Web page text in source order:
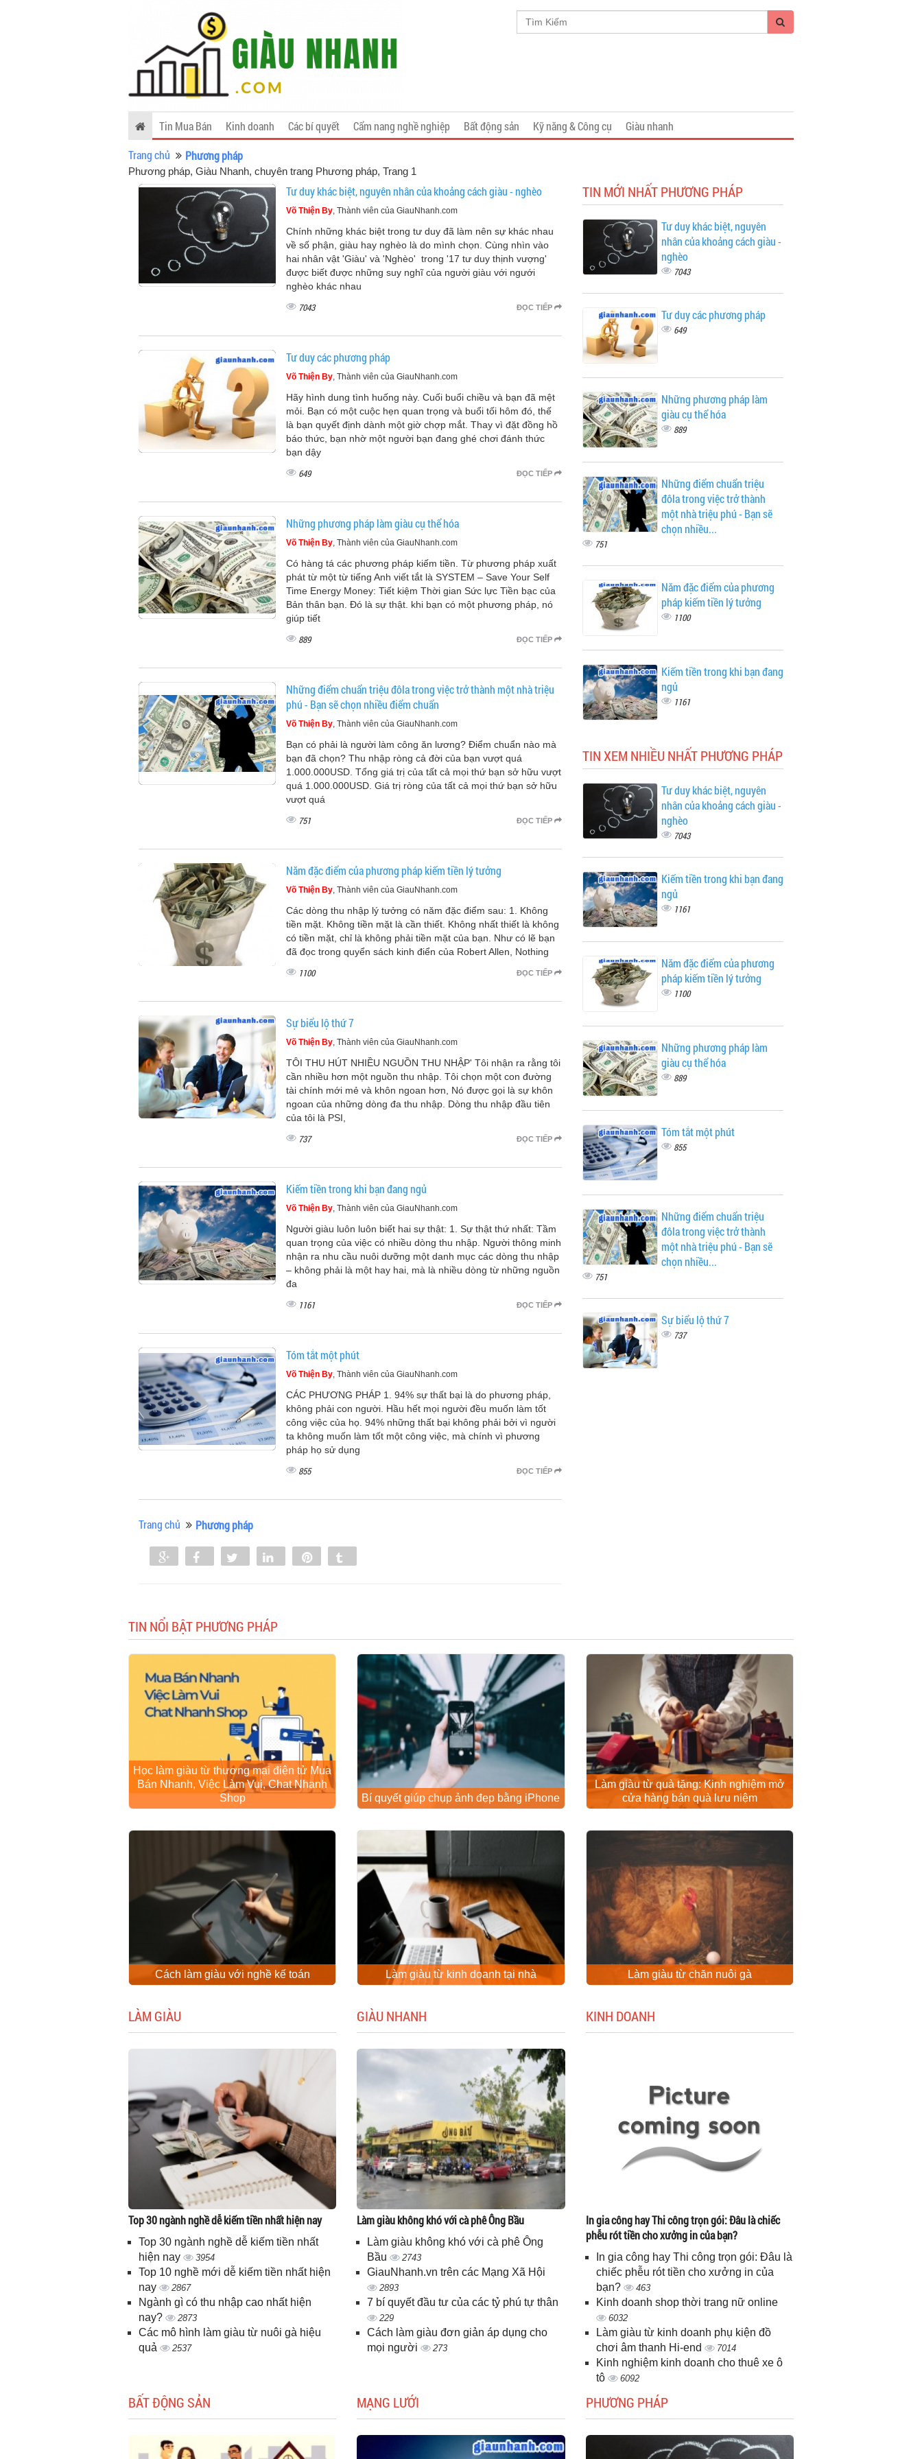
Tin Mua Bán Kinh doanh Các bí quyết Cẩm nang nghề nghiệp Bất động sản Kỹ năng & Công cụ
Giàu nhanh
Trang chủ
Phương pháp
Phương pháp, Giàu Nhanh, chuyên trang Phương pháp, Trang 1
Tư duy khác biệt, nguyên nhân của khoảng cách giàu - nghèo
Võ Thiện By, Thành viên của GiauNhanh.com
Chính những khác biệt trong tư duy đã làm nên sự khác nhau
về số phận, giàu hay nghèo là do mình chọn. Cùng nhìn vào
hai nhân vật 'Giàu' và 'Nghèo' trong '17 tư duy thịnh vượng'
được biết được những suy nghĩ của người giàu với ngưới
nghèo khác nhau
ĐỌC TIẾP
7043
Tư duy các phương pháp
Võ Thiện By, Thành viên của GiauNhanh.com
Hãy hình dung tình huống này. Cuối buổi chiều và bạn đã mệt
mỏi. Bạn có một cuộc hẹn quan trọng và buổi tối hôm đó, thế
là bạn quyết định dành một giờ chợp mắt. Thay vì đặt đồng hồ
báo thức, bạn nhờ một người bạn đang ghé chơi đánh thức
bạn dậy
ĐỌC TIẾP
649
Những phương pháp làm giàu cụ thể hóa
Võ Thiện By, Thành viên của GiauNhanh.com
Có hàng tá các phương pháp kiếm tiền. Từ phương pháp xuất
phát từ một từ tiếng Anh viết tắt là SYSTEM – Save Your Self
Time Energy Money: Tiết kiệm Thời gian Sức lực Tiền bạc của
Bản thân bạn. Đó là sự thật. khi bạn có một phương pháp, nó
giúp tiết
ĐỌC TIẾP
889
Những điểm chuẩn triệu đôla trong việc trở thành một nhà triệu
phú - Bạn sẽ chọn nhiều điểm chuẩn
Võ Thiện By, Thành viên của GiauNhanh.com
Bạn có phải là người làm công ăn lương? Điểm chuẩn nào mà
bạn đã chọn? Thu nhập ròng cả đời của bạn vượt quá
1.000.000USD. Tổng giá trị của tất cả mọi thứ bạn sở hữu vượt
quá 1.000.000USD. Giá trị ròng của tất cả mọi thứ bạn sở hữu
vượt quá
ĐỌC TIẾP
751
Năm đặc điểm của phương pháp kiếm tiền lý tưởng
Võ Thiện By, Thành viên của GiauNhanh.com
Các dòng thu nhập lý tưởng có năm đặc điểm sau: 1. Không
tiền mặt. Không tiền mặt là cần thiết. Không nhất thiết là không
có tiền mặt, chỉ là không phải tiền mặt của bạn. Như có lẽ bạn
đã đọc trong quyển sách kinh điển của Robert Allen, Nothing
ĐỌC TIẾP
1100
Sự biểu lộ thứ 7
Võ Thiện By, Thành viên của GiauNhanh.com
TÔI THU HÚT NHIỀU NGUỒN THU NHẬP' Tôi nhận ra rằng tôi
cần nhiều hơn một nguồn thu nhập. Tôi chọn một con đường
tài chính mới mẻ và khôn ngoan hơn, Nó được gọi là sự khôn
ngoan của những dòng đa thu nhập. Dòng thu nhập đầu tiên
của tôi là PSI,
ĐỌC TIẾP
737
Kiếm tiền trong khi bạn đang ngủ
Võ Thiện By, Thành viên của GiauNhanh.com
Người giàu luôn luôn biết hai sự thật: 1. Sự thật thứ nhất: Tầm
quan trọng của việc có nhiều dòng thu nhập. Người thông minh
nhận ra nhu cầu nuôi dưỡng một danh mục các dòng thu nhập
– không phải là một hay hai, mà là nhiều dòng từ những nguồn
đa
ĐỌC TIẾP
1161
Tóm tắt một phút
Võ Thiện By, Thành viên của GiauNhanh.com
CÁC PHƯƠNG PHÁP 1. 94% sự thất bại là do phương pháp,
không phải con người. Hầu hết mọi người đều muốn làm tốt
công việc của họ. 94% những thất bại không phải bởi vì người
ta không muốn làm tốt một công việc, mà chính vì phương
pháp họ sử dụng
ĐỌC TIẾP
855
Trang chủ Phương pháp
Share Share Tweet Share
TIN MỚI NHẤT PHƯƠNG PHÁP
Tư duy khác biệt, nguyên
nhân của khoảng cách giàu -
nghèo
7043
Tư duy các phương pháp
649
Những phương pháp làm
giàu cụ thể hóa
889
Những điểm chuẩn triệu
đôla trong việc trở thành
một nhà triệu phú - Bạn sẽ
chọn nhiều...
751
Năm đặc điểm của phương
pháp kiếm tiền lý tưởng
1100
Kiếm tiền trong khi bạn đang
ngủ
1161
TIN XEM NHIỀU NHẤT PHƯƠNG PHÁP
Tư duy khác biệt, nguyên
nhân của khoảng cách giàu -
nghèo
7043
Kiếm tiền trong khi bạn đang
ngủ
1161
Năm đặc điểm của phương
pháp kiếm tiền lý tưởng
1100
Những phương pháp làm
giàu cụ thể hóa
889
Tóm tắt một phút
855
Những điểm chuẩn triệu
đôla trong việc trở thành
một nhà triệu phú - Bạn sẽ
chọn nhiều...
751
Sự biểu lộ thứ 7
737
TIN NỔI BẬT PHƯƠNG PHÁP
Học làm giàu từ thương mại điện tử Mua
Bán Nhanh, Việc Làm Vui, Chat Nhanh
Shop
Bí quyết giúp chụp ảnh đẹp bằng iPhone
Làm giàu từ quà tặng: Kinh nghiệm mở
cửa hàng bán quà lưu niệm
Cách làm giàu với nghề kế toán Làm giàu từ kinh doanh tại nhà Làm giàu từ chăn nuôi gà
LÀM GIÀU
Top 30 ngành nghề dễ kiếm tiền nhất hiện nay
Top 30 ngành nghề dễ kiếm tiền nhất
hiện nay
3954
Top 10 nghề mới dễ kiếm tiền nhất hiện
nay
2867
Ngành gì có thu nhập cao nhất hiện
nay?
2873
Các mô hình làm giàu từ nuôi gà hiệu
quả
2537
GIÀU NHANH
Làm giàu không khó với cà phê Ông Bầu
Làm giàu không khó với cà phê Ông
Bầu
2743
GiauNhanh.vn trên các Mạng Xã Hội
2893
7 bí quyết đầu tư của các tỷ phú tự thân
229
Cách làm giàu đơn giản áp dụng cho
mọi người
273
KINH DOANH
In gia công hay Thi công trọn gói: Đâu là chiếc
phễu rót tiền cho xưởng in của bạn?
In gia công hay Thi công trọn gói: Đâu là
chiếc phễu rót tiền cho xưởng in của
bạn?
463
Kinh doanh shop thời trang nữ online
6032
Làm giàu từ kinh doanh phụ kiện đồ
chơi âm thanh Hi-end
7014
Kinh nghiệm kinh doanh cho thuê xe ô
tô
6092
BẤT ĐỘNG SẢN MẠNG LƯỚI PHƯƠNG PHÁP